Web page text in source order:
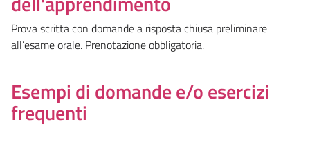
Prova scritta con domande a risposta chiusa preliminare
all’esame orale. Prenotazione obbligatoria.
Esempi di domande e/o esercizi
frequenti